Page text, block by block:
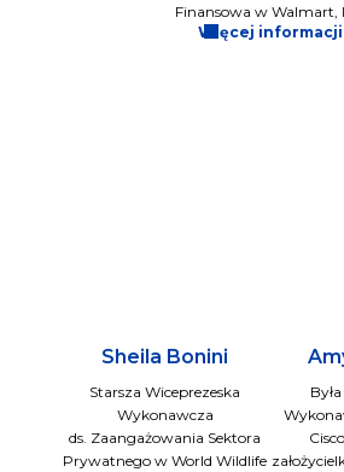
Finansowa w Walmart,
Więcej informacji
Sheila Bonini
Starsza Wiceprezeska
Wykonawcza
ds. Zaangażowania Sektora
Prywatnego w World Wildlife